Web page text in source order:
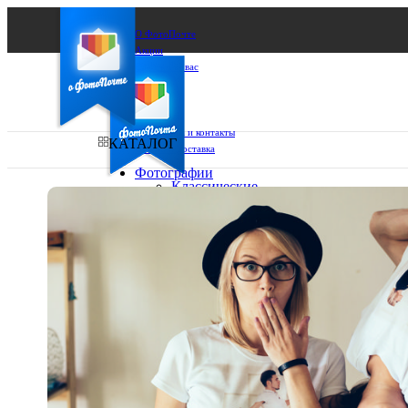
О ФотоПочте
Акции
Сделаем за вас
Бизнесу
FAQ
Франшиза
Поддержка и контакты
Оплата и доставка
Ваш регион доставки
Выберите из списка:
КАТАЛОГ
Фотографии
Классические
10х10
10х15
13х18
15х15
15х20
20х20
20х30
30х30
30х40
А4
Фото
в